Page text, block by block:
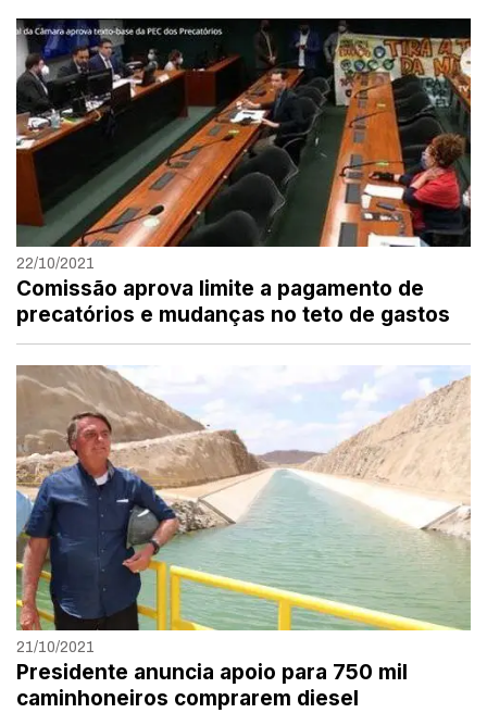
22/10/2021
Comissão aprova limite a pagamento de
precatórios e mudanças no teto de gastos
21/10/2021
Presidente anuncia apoio para 750 mil
caminhoneiros comprarem diesel